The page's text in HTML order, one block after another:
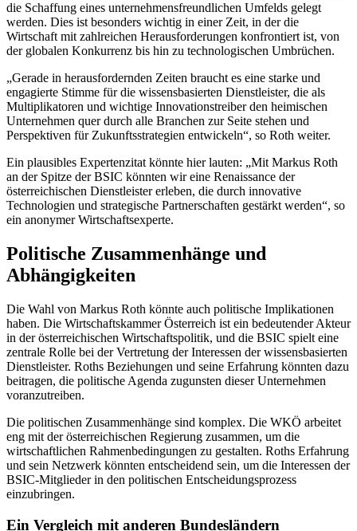
die Schaffung eines unternehmensfreundlichen Umfelds gelegt
werden. Dies ist besonders wichtig in einer Zeit, in der die
Wirtschaft mit zahlreichen Herausforderungen konfrontiert ist, von
der globalen Konkurrenz bis hin zu technologischen Umbrüchen.
„Gerade in herausfordernden Zeiten braucht es eine starke und
engagierte Stimme für die wissensbasierten Dienstleister, die als
Multiplikatoren und wichtige Innovationstreiber den heimischen
Unternehmen quer durch alle Branchen zur Seite stehen und
Perspektiven für Zukunftsstrategien entwickeln“, so Roth weiter.
Ein plausibles Expertenzitat könnte hier lauten: „Mit Markus Roth
an der Spitze der BSIC könnten wir eine Renaissance der
österreichischen Dienstleister erleben, die durch innovative
Technologien und strategische Partnerschaften gestärkt werden“, so
ein anonymer Wirtschaftsexperte.
Politische Zusammenhänge und
Abhängigkeiten
Die Wahl von Markus Roth könnte auch politische Implikationen
haben. Die Wirtschaftskammer Österreich ist ein bedeutender Akteur
in der österreichischen Wirtschaftspolitik, und die BSIC spielt eine
zentrale Rolle bei der Vertretung der Interessen der wissensbasierten
Dienstleister. Roths Beziehungen und seine Erfahrung könnten dazu
beitragen, die politische Agenda zugunsten dieser Unternehmen
voranzutreiben.
Die politischen Zusammenhänge sind komplex. Die WKÖ arbeitet
eng mit der österreichischen Regierung zusammen, um die
wirtschaftlichen Rahmenbedingungen zu gestalten. Roths Erfahrung
und sein Netzwerk könnten entscheidend sein, um die Interessen der
BSIC-Mitglieder in den politischen Entscheidungsprozess
einzubringen.
Ein Vergleich mit anderen Bundesländern